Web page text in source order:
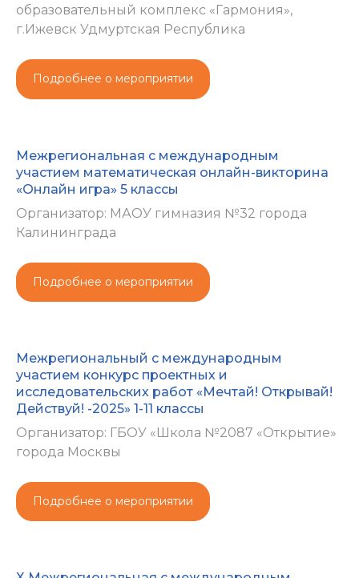
образовательный комплекс «Гармония»,
г.Ижевск Удмуртская Республика
Подробнее о мероприятии
Межрегиональная с международным
участием математическая онлайн-викторина
«Онлайн игра» 5 классы
Организатор: МАОУ гимназия №32 города
Калининграда
Подробнее о мероприятии
Межрегиональный с международным
участием конкурс проектных и
исследовательских работ «Мечтай! Открывай!
Действуй! -2025» 1-11 классы
Организатор: ГБОУ «Школа №2087 «Открытие»
города Москвы
Подробнее о мероприятии